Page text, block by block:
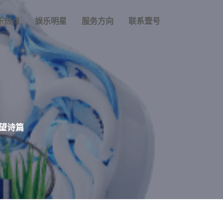
热点 娱乐明星 服务方向 联系壹号
诗篇